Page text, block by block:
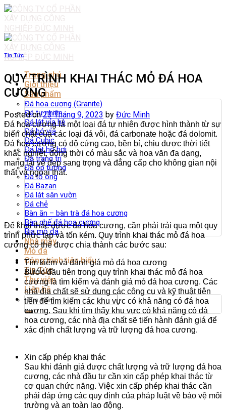
Skip
Trang chủ
Giới thiệu
Sản phẩm
Đá hoa cương (Granite)
Đá tự nhiên
Đá lát vỉa hè
Đá bó vỉa
Đá Cubic
Đá lát hồ bơi
Đá trang trí
Đá ốp tường
Đá tổ ong
Đá Bazan
Đá lát sân vườn
Đá chẻ
Bàn ăn – bàn trà đá hoa cương
Bàn ghế đá hoa cương
Bia mộ đá
Nhà máy
Mỏ đá
Công trình tiêu biểu
Tin Tức
Thư viện
Liên hệ
Tìm
kiếm:
Tin Tức
QUY TRÌNH KHAI THÁC MỎ ĐÁ HOA
CƯƠNG
Posted on23 Tháng 9, 2023 by Đức Minh
Đá hoa cương là một loại đá tự nhiên được hình thành từ sự
biến chất của các loại đá vôi, đá carbonate hoặc đá dolomit.
Đá hoa cương có độ cứng cao, bền bỉ, chịu được thời tiết
khắc nghiệt, đồng thời có màu sắc và hoa văn đa dạng,
mang lại vẻ đẹp sang trọng và đẳng cấp cho không gian nội
thất và ngoại thất.
Để khai thác được đá hoa cương, cần phải trải qua một quy
trình phức tạp và tốn kém. Quy trình khai thác mỏ đá hoa
cương có thể được chia thành các bước sau:
Tìm kiếm và đánh giá mỏ đá hoa cương
Bước đầu tiên trong quy trình khai thác mỏ đá hoa
cương là tìm kiếm và đánh giá mỏ đá hoa cương. Các
nhà địa chất sẽ sử dụng các công cụ và kỹ thuật tiên
tiến để tìm kiếm các khu vực có khả năng có đá hoa
cương. Sau khi tìm thấy khu vực có khả năng có đá
hoa cương, các nhà địa chất sẽ tiến hành đánh giá để
xác định chất lượng và trữ lượng đá hoa cương.
Xin cấp phép khai thác
Sau khi đánh giá được chất lượng và trữ lượng đá hoa
cương, các nhà đầu tư cần xin cấp phép khai thác từ
cơ quan chức năng. Việc xin cấp phép khai thác cần
phải đáp ứng các quy định của pháp luật về bảo vệ môi
trường và an toàn lao động.